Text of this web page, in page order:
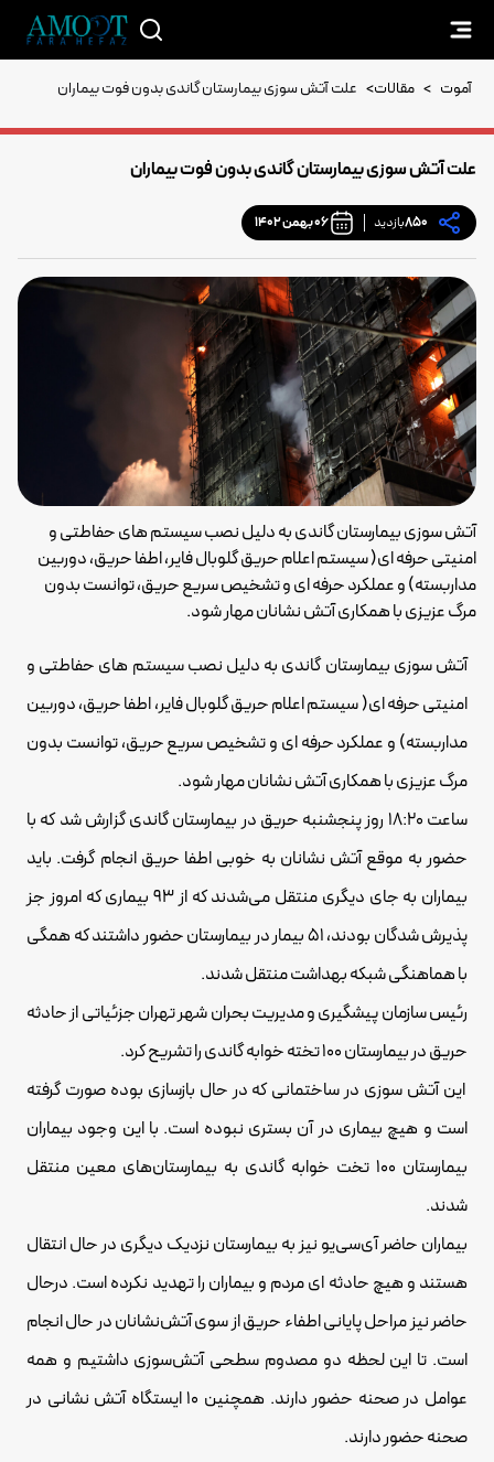
آموت > مقالات> علت آتش سوزی بیمارستان گاندی بدون فوت بیماران
علت آتش سوزی بیمارستان گاندی بدون فوت بیماران
850بازدید 06 بهمن 1402
آتش سوزی بیمارستان گاندی به دلیل نصب سیستم های حفاطتی و
امنیتی حرفه ای( سیستم اعلام حریق گلوبال فایر، اطفا حریق، دوربین
مداربسته) و عملکرد حرفه ای و تشخیص سریع حریق، توانست بدون
مرگ عزیزی با همکاری آتش نشانان مهار شود.
آتش سوزی بیمارستان گاندی به دلیل نصب سیستم های حفاطتی و
امنیتی حرفه ای(سیستم اعلام حریقگلوبال فایر، اطفا حریق، دوربین
مداربسته) و عملکرد حرفه ای و تشخیص سریع حریق، توانست بدون
مرگ عزیزی با همکاری آتش نشانان مهار شود.
ساعت ۱۸:۲۰ روز پنجشنبه حریق در بیمارستان گاندی گزارش شد که با
حضور به موقع آتش نشانان به خوبی اطفا حریق انجام گرفت. باید
بیماران به جای دیگری منتقل می‌شدند که از ۹۳ بیماری که امروز جز
پذیرش شدگان بودند، ۵۱ بیمار در بیمارستان حضور داشتند که همگی
با هماهنگی شبکه بهداشت منتقل شدند.
رئیس سازمان پیشگیری و مدیریت بحران شهر تهران جزئیاتی از حادثه
حریق در بیمارستان ۱۰۰ تخته خوابه گاندی را تشریح کرد.
این آتش سوزی در ساختمانی که در حال بازسازی بوده صورت گرفته
است و هیچ بیماری در آن بستری نبوده است. با این وجود بیماران
بیمارستان ۱۰۰ تخت خوابه گاندی به بیمارستان‌های معین منتقل
شدند.
بیماران حاضر آی‌سی‌یو نیز به بیمارستان نزدیک دیگری در حال انتقال
هستند و هیچ حادثه ای مردم و بیماران را تهدید نکرده است. درحال
حاضر نیز مراحل پایانی اطفاء حریق از سوی آتش‌نشانان در حال انجام
است. تا این لحظه‌ دو مصدوم سطحی آتش‌سوزی داشتیم و همه
عوامل در صحنه حضور دارند. همچنین ۱۰ ایستگاه آتش نشانی در
صحنه حضور دارند.